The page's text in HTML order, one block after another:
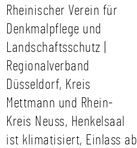
Rheinischer Verein für
Denkmalpflege und
Landschaftsschutz |
Regionalverband
Düsseldorf, Kreis
Mettmann und Rhein-
Kreis Neuss, Henkelsaal
ist klimatisiert, Einlass ab